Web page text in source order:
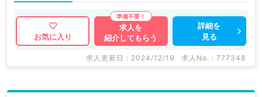
お気に入り
求人を
紹介してもらう
詳細を
見る
求人更新日 : 2024/12/19 求人No. : 777348